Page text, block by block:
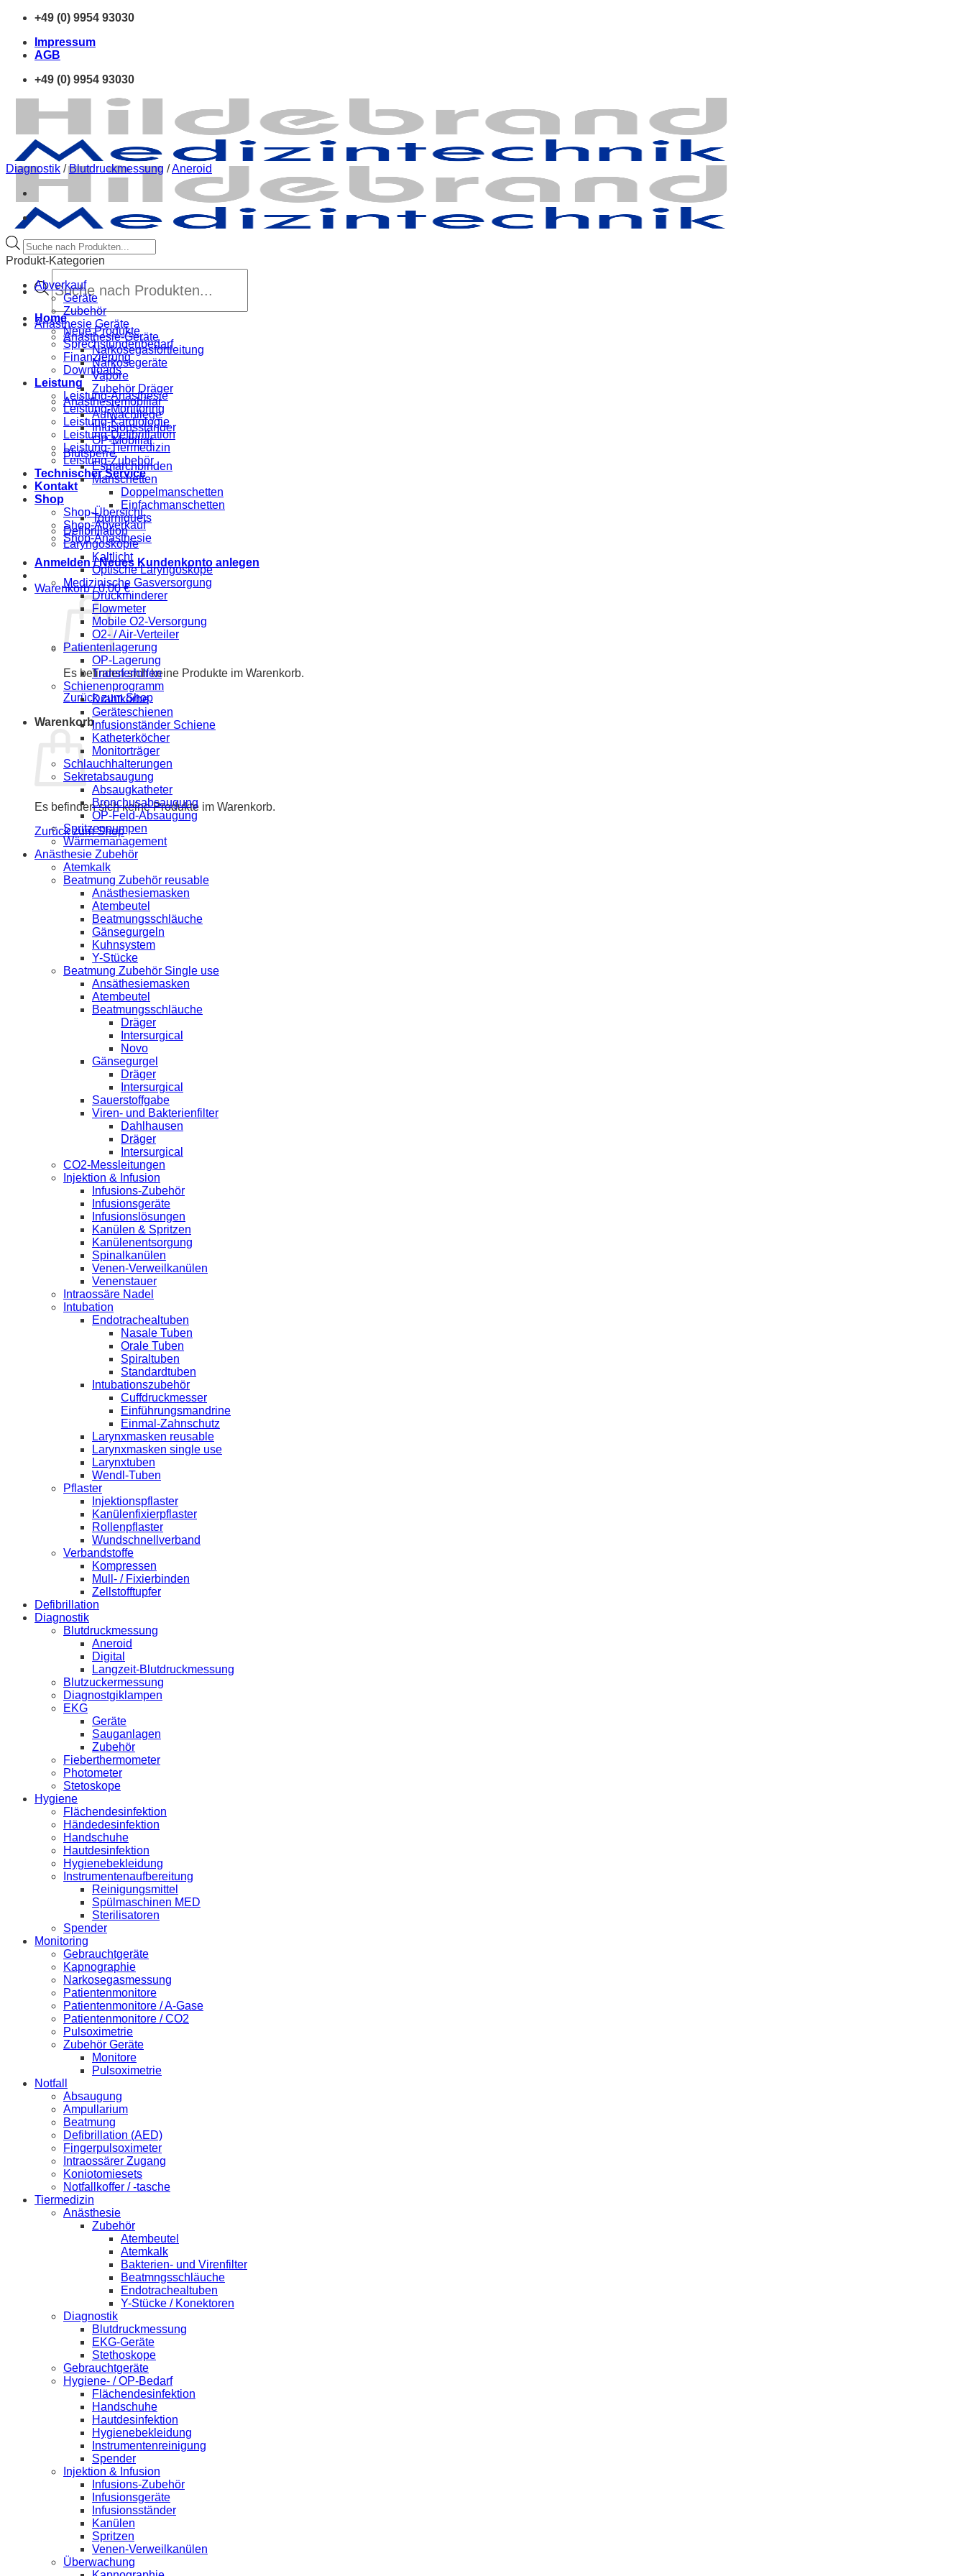
Zum
springen
+49 (0) 9954 93030
Impressum
AGB
+49 (0) 9954 93030
search
Home
Neue Produkte
Sprechstundenbedarf
Finanzierung
Downloads
Leistung
Leistung-Anästhesie
Leistung-Monitoring
Leistung-Kardiologie
Leistung-Defibrillation
Leistung-Tiermedizin
Leistung-Zubehör
Technischer Service
Kontakt
Shop
Shop-Übersicht
Shop-Abverkauf
Shop-Anästhesie
Anmelden / Neues Kundenkonto anlegen
Warenkorb /0,00€
Es befinden sich keine Produkte im Warenkorb.
Zurück zum Shop
Warenkorb
Es befinden sich keine Produkte im Warenkorb.
Zurück zum Shop
Diagnostik / Blutdruckmessung /Aneroid
Products
search
Produkt-Kategorien
Abverkauf
Geräte
Zubehör
Anästhesie Geräte
Anästhesie-Geräte
Narkosegasfortleitung
Narkosegeräte
Vapore
Zubehör Dräger
Anästhesiemobiliar
Aufwachliege
Infusionsständer
OP-Mobiliar
Blutsperre
Esmarchbinden
Manschetten
Doppelmanschetten
Einfachmanschetten
Tourniquets
Defibrillation
Laryngoskopie
Kaltlicht
Optische Laryngoskope
Medizinische Gasversorgung
Druckminderer
Flowmeter
Mobile O2-Versorgung
O2- / Air-Verteiler
Patientenlagerung
OP-Lagerung
Transferhilfen
Schienenprogramm
Drahtkörbe
Geräteschienen
Infusionständer Schiene
Katheterköcher
Monitorträger
Schlauchhalterungen
Sekretabsaugung
Absaugkatheter
Bronchusabsaugung
OP-Feld-Absaugung
Spritzenpumpen
Wärmemanagement
Anästhesie Zubehör
Atemkalk
Beatmung Zubehör reusable
Anästhesiemasken
Atembeutel
Beatmungsschläuche
Gänsegurgeln
Kuhnsystem
Y-Stücke
Beatmung Zubehör Single use
Ansäthesiemasken
Atembeutel
Beatmungsschläuche
Dräger
Intersurgical
Novo
Gänsegurgel
Dräger
Intersurgical
Sauerstoffgabe
Viren- und Bakterienfilter
Dahlhausen
Dräger
Intersurgical
CO2-Messleitungen
Injektion & Infusion
Infusions-Zubehör
Infusionsgeräte
Infusionslösungen
Kanülen & Spritzen
Kanülenentsorgung
Spinalkanülen
Venen-Verweilkanülen
Venenstauer
Intraossäre Nadel
Intubation
Endotrachealtuben
Nasale Tuben
Orale Tuben
Spiraltuben
Standardtuben
Intubationszubehör
Cuffdruckmesser
Einführungsmandrine
Einmal-Zahnschutz
Larynxmasken reusable
Larynxmasken single use
Larynxtuben
Wendl-Tuben
Pflaster
Injektionspflaster
Kanülenfixierpflaster
Rollenpflaster
Wundschnellverband
Verbandstoffe
Kompressen
Mull- / Fixierbinden
Zellstofftupfer
Defibrillation
Diagnostik
Blutdruckmessung
Aneroid
Digital
Langzeit-Blutdruckmessung
Blutzuckermessung
Diagnostgiklampen
EKG
Geräte
Sauganlagen
Zubehör
Fieberthermometer
Photometer
Stetoskope
Hygiene
Flächendesinfektion
Händedesinfektion
Handschuhe
Hautdesinfektion
Hygienebekleidung
Instrumentenaufbereitung
Reinigungsmittel
Spülmaschinen MED
Sterilisatoren
Spender
Monitoring
Gebrauchtgeräte
Kapnographie
Narkosegasmessung
Patientenmonitore
Patientenmonitore / A-Gase
Patientenmonitore / CO2
Pulsoximetrie
Zubehör Geräte
Monitore
Pulsoximetrie
Notfall
Absaugung
Ampullarium
Beatmung
Defibrillation (AED)
Fingerpulsoximeter
Intraossärer Zugang
Koniotomiesets
Notfallkoffer / -tasche
Tiermedizin
Anästhesie
Zubehör
Atembeutel
Atemkalk
Bakterien- und Virenfilter
Beatmngsschläuche
Endotrachealtuben
Y-Stücke / Konektoren
Diagnostik
Blutdruckmessung
EKG-Geräte
Stethoskope
Gebrauchtgeräte
Hygiene- / OP-Bedarf
Flächendesinfektion
Handschuhe
Hautdesinfektion
Hygienebekleidung
Instrumentenreinigung
Spender
Injektion & Infusion
Infusions-Zubehör
Infusionsgeräte
Infusionsständer
Kanülen
Spritzen
Venen-Verweilkanülen
Überwachung